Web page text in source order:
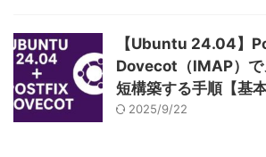
【Ubuntu 24.04】
Dovecot（IMAP）で
短構築する手順【基
2025/9/22